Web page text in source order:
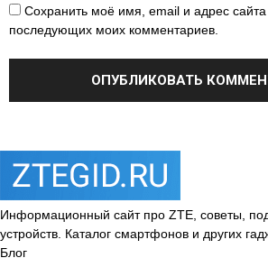
Сохранить моё имя, email и адрес
последующих моих комментариев.
Информационный сайт про ZTE, советы,
устройств. Каталог смартфонов и других
Блог